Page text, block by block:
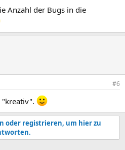
Anzahl der Bugs in die
#6
"kreativ".
oder registrieren, um hier zu